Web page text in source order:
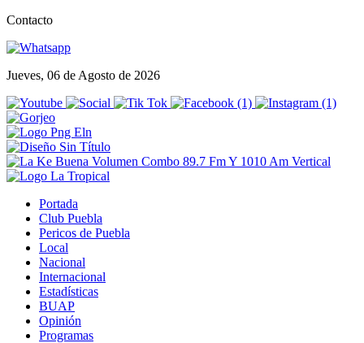
Contacto
Jueves, 06 de Agosto de 2026
Portada
Club Puebla
Pericos de Puebla
Local
Nacional
Internacional
Estadísticas
BUAP
Opinión
Programas